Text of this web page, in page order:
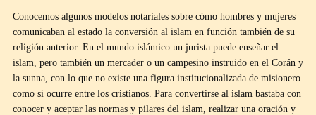
Conocemos algunos modelos notariales sobre cómo hombres y mujeres
comunicaban al estado la conversión al islam en función también de su
religión anterior. En el mundo islámico un jurista puede enseñar el
islam, pero también un mercader o un campesino instruido en el Corán y
la sunna, con lo que no existe una figura institucionalizada de misionero
como sí ocurre entre los cristianos. Para convertirse al islam bastaba con
conocer y aceptar las normas y pilares del islam, realizar una oración y